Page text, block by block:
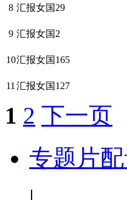
8 汇报女国29
9 汇报女国2
10汇报女国165
11 汇报女国127
1 2 下一页
专题片